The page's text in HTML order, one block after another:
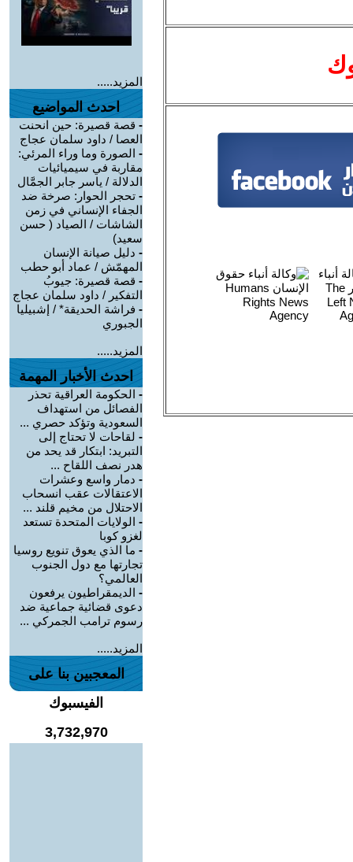
المزيد.....
احدث المواضيع
- قصة قصيرة: حين انحنت
العصا / داود سلمان عجاج
- الصورة وما وراء المرئي:
مقاربة في سيميائيات
الدلالة / ياسر جابر الجمَّال
- تحجر الحوار: صرخة ضد
الجفاء الإنساني في زمن
الشاشات / الصياد ‏( حسن
سعيد‏)
- دليل صيانة الإنسان
المهمّش / عماد أبو حطب
- قصة قصيرة: جيوبُ
التفكير / داود سلمان عجاج
- فراشة الحديقة* / إشبيليا
الجبوري
المزيد.....
احدث الأخبار المهمة
- الحكومة العراقية تحذر
الفصائل من استهداف
السعودية وتؤكد حصري ...
- لقاحات لا تحتاج إلى
التبريد: ابتكار قد يحد من
هدر نصف اللقاح ...
- دمار واسع وعشرات
الاعتقالات عقب انسحاب
الاحتلال من مخيم قلند ...
- الولايات المتحدة تستعد
لغزو كوبا
- ما الذي يعوق تنويع روسيا
تجارتها مع دول الجنوب
العالمي؟
- الديمقراطيون يرفعون
دعوى قضائية جماعية ضد
رسوم ترامب الجمركي ...
المزيد.....
المعجبين بنا على
الفيسبوك
3,732,970